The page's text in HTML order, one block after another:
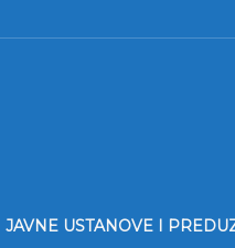
JAVNE USTANOVE I